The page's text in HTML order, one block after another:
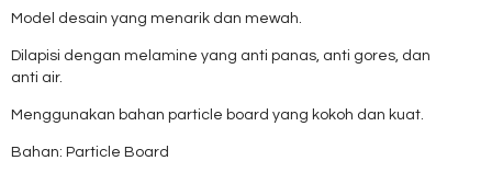
Model desain yang menarik dan mewah.
Dilapisi dengan melamine yang anti panas, anti gores, dan
anti air.
Menggunakan bahan particle board yang kokoh dan kuat.
Bahan: Particle Board